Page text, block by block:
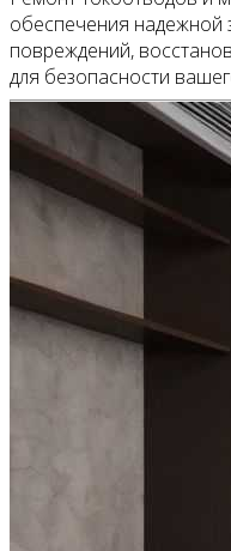
обеспечения надежной
повреждений,
для безопасности